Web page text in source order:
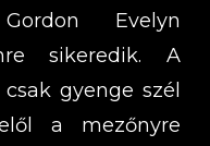
Evelyn
sikeredik. A
gyenge szél
a mezőnyre